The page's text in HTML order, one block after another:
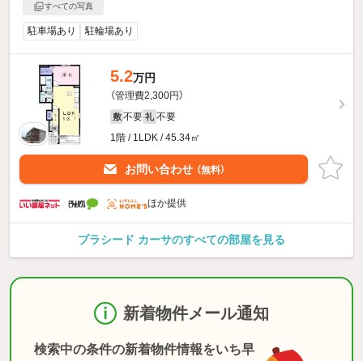
すべての写真
駐車場あり 駐輪場あり
5.2万円
（管理費2,300円）
敷 不要 礼 不要
1階 / 1LDK / 45.34㎡
お問い合わせ （無料）
ほか提供
プラシード カーサのすべての部屋を見る
新着物件メール通知
検索中の条件の新着物件情報をいち早